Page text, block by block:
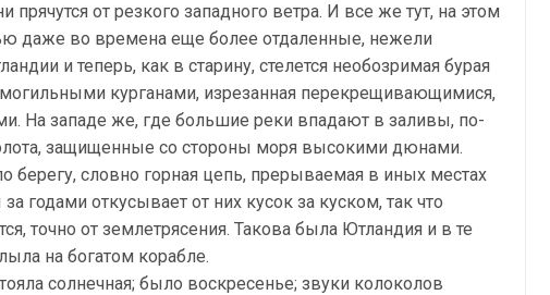
прячутся от резкого западного ветра. И все же тут, на этом
даже во времена еще более отдаленные, нежели
и теперь, как в старину, стелется необозримая бурая
курганами, изрезанная перекрещивающимися,
На западе же, где большие реки впадают в заливы, по-
защищенные со стороны моря высокими дюнами.
берегу, словно горная цепь, прерываемая в иных местах
годами откусывает от них кусок за куском, так что
точно от землетрясения. Такова была Ютландия и в те
на богатом корабле.
солнечная; было воскресенье; звуки колоколов